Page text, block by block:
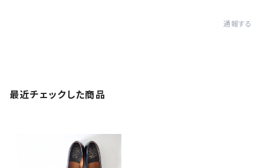
通報する
最近チェックした商品